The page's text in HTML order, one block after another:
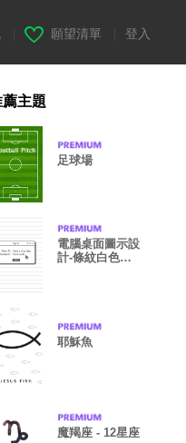
願望清單 登入
主題
足球場
電腦桌面圖示設
計-條紋白色、
耶穌魚
魔羯座 - 12星座